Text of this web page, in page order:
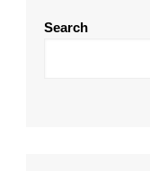
Search